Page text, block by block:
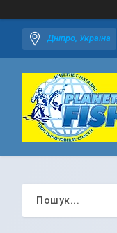
Дніпро, Україна